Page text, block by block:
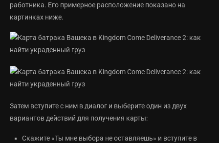
работника. Его примерное расположение показано на
картинках ниже.
Затем вступите с ним в диалог и выберите один из двух
вариантов действий для получения карты:
Скажите «Ты мне выбора не оставляешь» и вступите в